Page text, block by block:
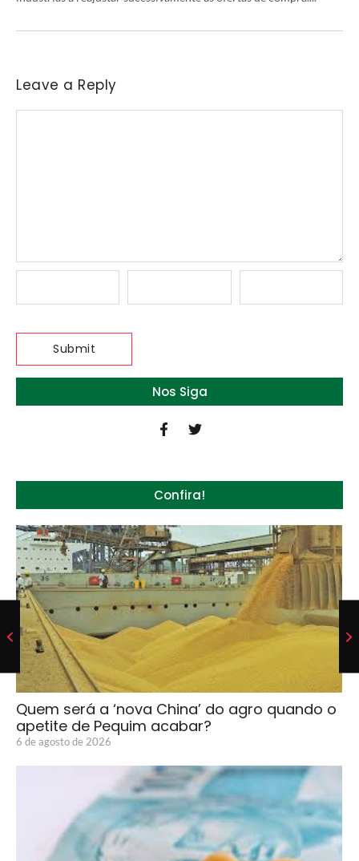
Leave a Reply
Nos Siga
Confira!
Quem será a ‘nova China’ do agro quando o
apetite de Pequim acabar?
6 de agosto de 2026